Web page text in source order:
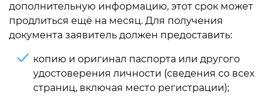
дополнительную информацию, этот срок может
продлиться ещё на месяц. Для получения
документа заявитель должен предоставить:
копию и оригинал паспорта или другого
удостоверения личности (сведения со всех
страниц, включая место регистрации);